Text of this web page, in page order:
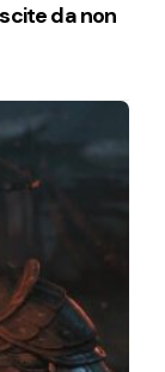
da non